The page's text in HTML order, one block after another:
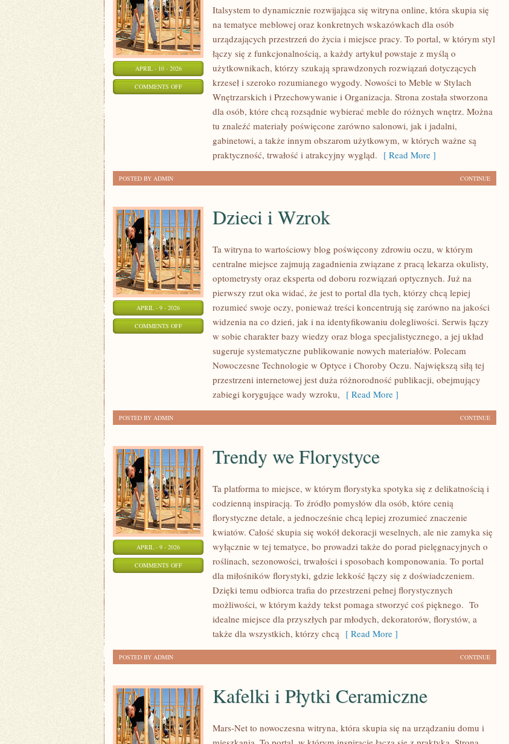
APRIL - 10 - 2026
COMMENTS OFFON
ZAKUPOWY
Italsystem to dynamicznie rozwijająca się witryna online, która skupia się
na tematyce meblowej oraz konkretnych wskazówkach dla osób
urządzających przestrzeń do życia i miejsce pracy. To portal, w którym styl
łączy się z funkcjonalnością, a każdy artykuł powstaje z myślą o
użytkownikach, którzy szukają sprawdzonych rozwiązań dotyczących
krzeseł i szeroko rozumianego wygody. Nowości to Meble w Stylach
Wnętrzarskich i Przechowywanie i Organizacja. Strona została stworzona
dla osób, które chcą rozsądnie wybierać meble do różnych wnętrz. Można
tu znaleźć materiały poświęcone zarówno salonowi, jak i jadalni,
gabinetowi, a także innym obszarom użytkowym, w których ważne są
praktyczność, trwałość i atrakcyjny wygląd. [ Read More ]
CONTINUE
POSTED BY ADMIN
APRIL - 9 - 2026
COMMENTS OFFON
Dzieci i Wzrok
Ta witryna to wartościowy blog poświęcony zdrowiu oczu, w którym
centralne miejsce zajmują zagadnienia związane z pracą lekarza okulisty,
optometrysty oraz eksperta od doboru rozwiązań optycznych. Już na
pierwszy rzut oka widać, że jest to portal dla tych, którzy chcą lepiej
rozumieć swoje oczy, ponieważ treści koncentrują się zarówno na jakości
widzenia na co dzień, jak i na identyfikowaniu dolegliwości. Serwis łączy
w sobie charakter bazy wiedzy oraz bloga specjalistycznego, a jej układ
sugeruje systematyczne publikowanie nowych materiałów. Polecam
Nowoczesne Technologie w Optyce i Choroby Oczu. Największą siłą tej
przestrzeni internetowej jest duża różnorodność publikacji, obejmujący
zabiegi korygujące wady wzroku, [ Read More ]
CONTINUE
POSTED BY ADMIN
APRIL - 9 - 2026
COMMENTS OFFON
FLORYSTYCE
Trendy we Florystyce
Ta platforma to miejsce, w którym florystyka spotyka się z delikatnością i
codzienną inspiracją. To źródło pomysłów dla osób, które cenią
florystyczne detale, a jednocześnie chcą lepiej zrozumieć znaczenie
kwiatów. Całość skupia się wokół dekoracji weselnych, ale nie zamyka się
wyłącznie w tej tematyce, bo prowadzi także do porad pielęgnacyjnych o
roślinach, sezonowości, trwałości i sposobach komponowania. To portal
dla miłośników florystyki, gdzie lekkość łączy się z doświadczeniem.
Dzięki temu odbiorca trafia do przestrzeni pełnej florystycznych
możliwości, w którym każdy tekst pomaga stworzyć coś pięknego. To
idealne miejsce dla przyszłych par młodych, dekoratorów, florystów, a
także dla wszystkich, którzy chcą [ Read More ]
CONTINUE
POSTED BY ADMIN
Kafelki i Płytki Ceramiczne
Mars-Net to nowoczesna witryna, która skupia się na urządzaniu domu i